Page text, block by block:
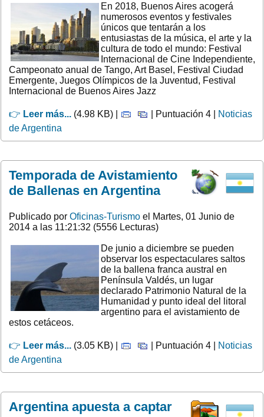
En 2018, Buenos Aires acogerá
numerosos eventos y festivales
únicos que tentarán a los
entusiastas de la música, el arte y la
cultura de todo el mundo: Festival
Internacional de Cine Independiente,
Campeonato anual de Tango, Art Basel, Festival Ciudad
Emergente, Juegos Olímpicos de la Juventud, Festival
Internacional de Buenos Aires Jazz
👉 Leer más... (4.98 KB) | | Puntuación 4 |
Noticias
de Argentina
Temporada de Avistamiento
de Ballenas en Argentina
Publicado por Oficinas-Turismo el Martes, 01 Junio de
2014 a las 11:21:32 (5556 Lecturas)
De junio a diciembre se pueden
observar los espectaculares saltos
de la ballena franca austral en
Península Valdés, un lugar
declarado Patrimonio Natural de la
Humanidad y punto ideal del litoral
argentino para el avistamiento de
estos cetáceos.
👉 Leer más... (3.05 KB) | | Puntuación 4 |
Noticias
de Argentina
Argentina apuesta a captar